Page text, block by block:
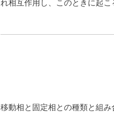
れ相互作用し、このときに起
移動相と固定相との種類と組